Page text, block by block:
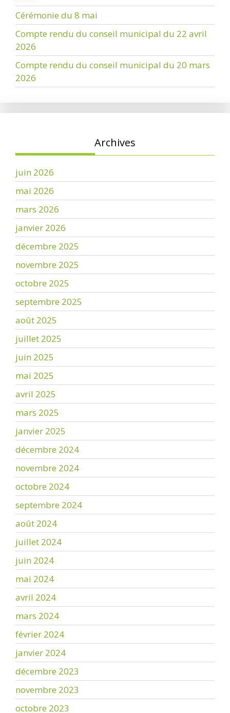
Cérémonie du 8 mai
Compte rendu du conseil municipal du 22 avril
2026
Compte rendu du conseil municipal du 20 mars
2026
Archives
juin 2026
mai 2026
mars 2026
janvier 2026
décembre 2025
novembre 2025
octobre 2025
septembre 2025
août 2025
juillet 2025
juin 2025
mai 2025
avril 2025
mars 2025
janvier 2025
décembre 2024
novembre 2024
octobre 2024
septembre 2024
août 2024
juillet 2024
juin 2024
mai 2024
avril 2024
mars 2024
février 2024
janvier 2024
décembre 2023
novembre 2023
octobre 2023